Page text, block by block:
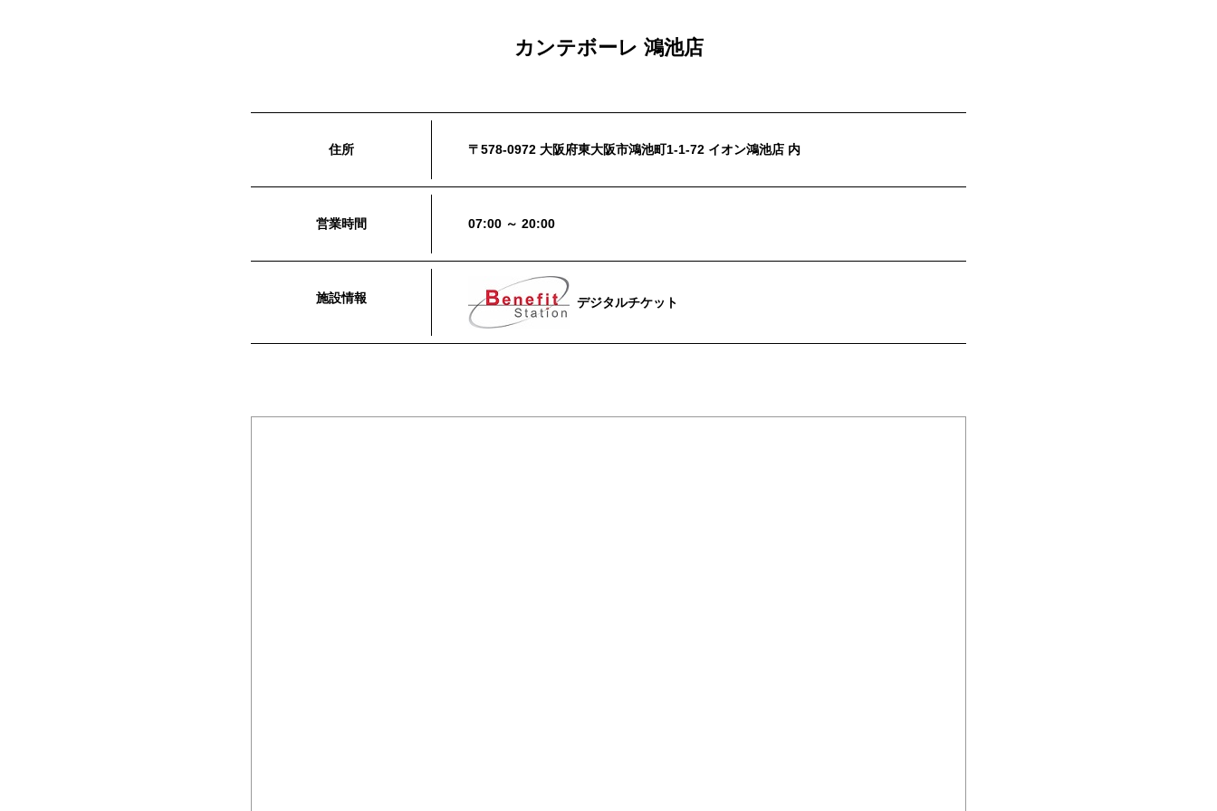
カンテボーレ 鴻池店
住所 〒578-0972 大阪府東大阪市鴻池町1-1-72 イオン鴻池店 内
営業時間 07:00 ～ 20:00
施設情報 デジタルチケット